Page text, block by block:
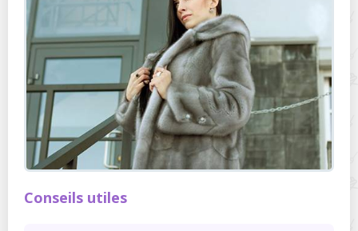
Conseils utiles